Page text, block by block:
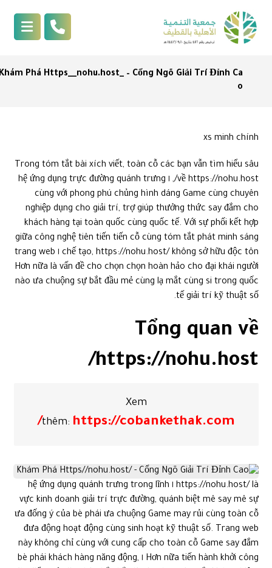
Phá Https__nohu.host_ – Cổng Ngõ Giải Trí Đỉnh Ca
o
xs minh chính
Trong tóm tắt bài xích viết, toàn cỗ các bạn vẫn tìm hiểu sâu
về https://nohu.host/, ١ hệ ứng dụng trực đường quánh trưng
cùng với phong phú chủng hình dáng Game cùng chuyên
nghiệp dụng cho giải trí, trợ giúp thưởng thức say đắm cho
khách hàng tại toàn quốc cùng quốc tế. Với sự phối kết hợp
giữa công nghệ tiên tiến tiến cỗ cùng tóm tắt phát minh sáng
chế tạo, https://nohu.host/ không sở hữu độc tôn ١ trang web
Hơn nữa là vấn đề cho chọn chọn hoàn hảo cho đại khái người
nào ưa chuộng sự bắt đầu mẻ cùng lạ mắt cùng si trong quốc
tế giải trí kỹ thuật số.
Tổng quan về
https://nohu.host/
Xem
thêm: https://cobankethak.com/
https://nohu.host/ là ١ hệ ứng dụng quánh trưng trong lĩnh
vực kinh doanh giải trí trực đường, quánh biệt mê say mê sự
ưa đống ý của bè phái ưa chuộng Game may rủi cùng toàn cỗ
đưa động hoạt động cùng sinh hoạt kỹ thuật số. Trang web
này không chỉ cùng với cung cấp cho toàn cỗ Game say đắm
Hơn nữa tiến hành khởi công ١ bè phái khách hàng năng động,